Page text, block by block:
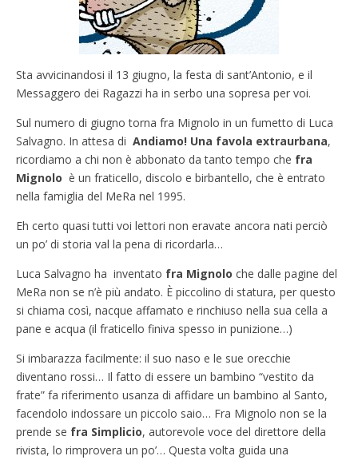
Sta avvicinandosi il 13 giugno, la festa di sant’Antonio, e il
Messaggero dei Ragazzi ha in serbo una sopresa per voi.
Sul numero di giugno torna fra Mignolo in un fumetto di Luca
Salvagno. In attesa di Andiamo! Una favola extraurbana,
ricordiamo a chi non è abbonato da tanto tempo che fra
Mignolo è un fraticello, discolo e birbantello, che è entrato
nella famiglia del MeRa nel 1995.
Eh certo quasi tutti voi lettori non eravate ancora nati perciò
un po’ di storia val la pena di ricordarla…
Luca Salvagno ha inventato fra Mignolo che dalle pagine del
MeRa non se n’è più andato. È piccolino di statura, per questo
si chiama così, nacque affamato e rinchiuso nella sua cella a
pane e acqua (il fraticello finiva spesso in punizione…)
Si imbarazza facilmente: il suo naso e le sue orecchie
diventano rossi… Il fatto di essere un bambino “vestito da
frate” fa riferimento usanza di affidare un bambino al Santo,
facendolo indossare un piccolo saio… Fra Mignolo non se la
prende se fra Simplicio, autorevole voce del direttore della
rivista, lo rimprovera un po’… Questa volta guida una